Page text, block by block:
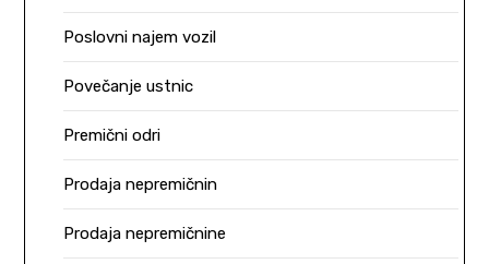
Poslovni najem vozil
Povečanje ustnic
Premični odri
Prodaja nepremičnin
Prodaja nepremičnine